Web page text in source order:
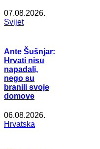
07.08.2026.
Svijet
Ante Šušnjar:
Hrvati nisu
napadali,
nego su
branili svoje
domove
06.08.2026.
Hrvatska